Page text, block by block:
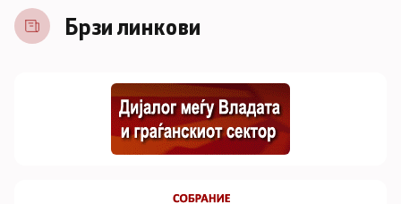
Брзи линкови